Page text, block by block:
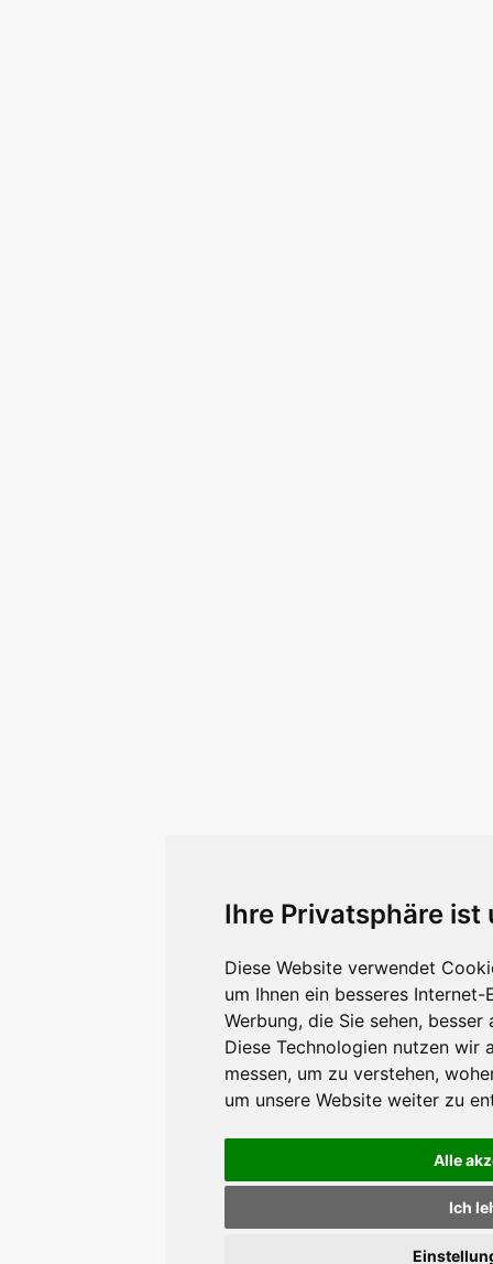
Ihre Privatsphäre ist
Diese Website verwendet
um Ihnen ein besseres
Werbung, die Sie sehen,
Diese Technologien nutzen wir
messen, um zu verstehen,
um unsere Website weiter zu
Alle
Ich